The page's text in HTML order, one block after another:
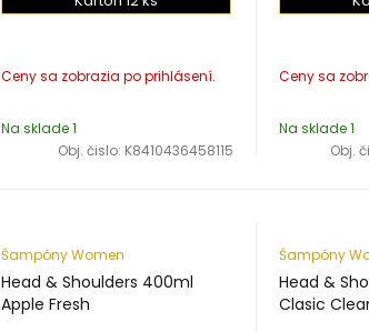
Na sklade 1
Obj. čislo: K8410436458115
Na sklade 1
Obj.
Šampóny Women
Head & Shoulders 400ml
Apple Fresh
Šampóny
Head &
Clasic